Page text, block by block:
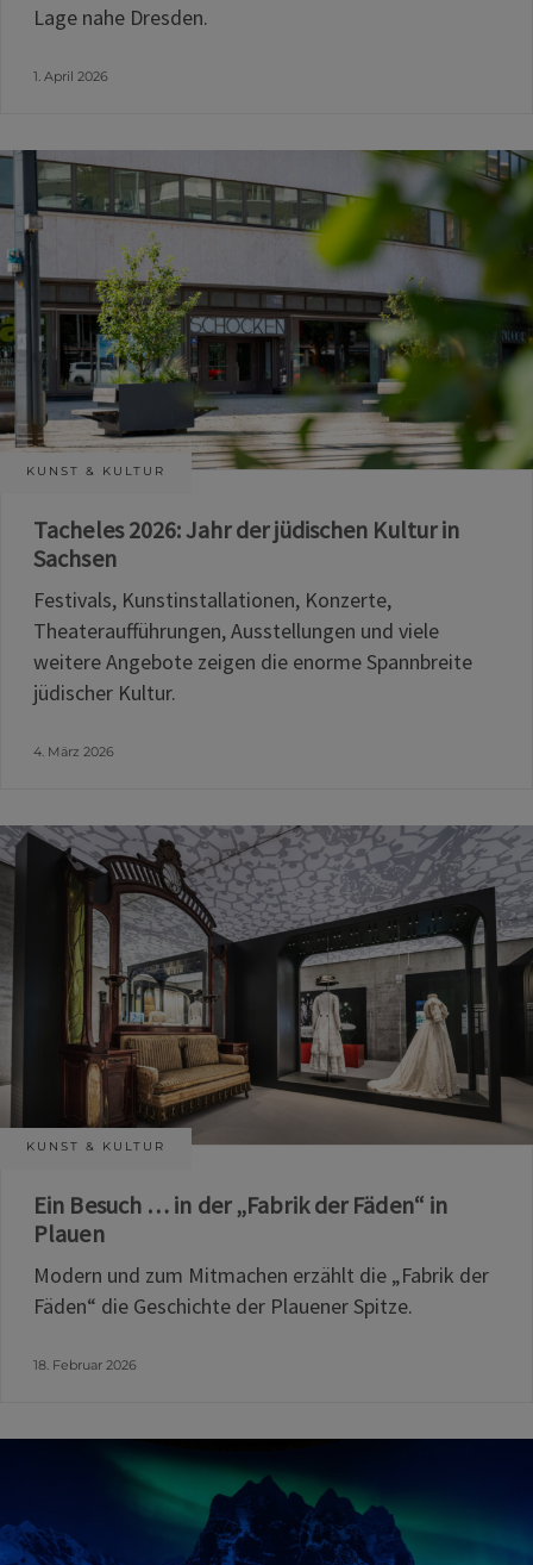
Lage nahe Dresden.
1. April 2026
KUNST & KULTUR
Tacheles 2026: Jahr der jüdischen Kultur in
Sachsen
Festivals, Kunstinstallationen, Konzerte,
Theateraufführungen, Ausstellungen und viele
weitere Angebote zeigen die enorme Spannbreite
jüdischer Kultur.
4. März 2026
KUNST & KULTUR
Ein Besuch … in der „Fabrik der Fäden“ in
Plauen
Modern und zum Mitmachen erzählt die „Fabrik der
Fäden“ die Geschichte der Plauener Spitze.
18. Februar 2026